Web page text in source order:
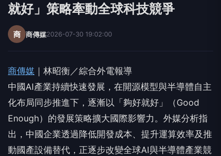
就好」策略牽動全球科技競爭
商 商傳媒2026-07-30 19:02:00
商傳媒 ｜林昭衡／綜合外電報導
中國AI產業持續快速發展，在開源模型與半導體自主
化布局同步推進下，逐漸以「夠好就好」（Good
Enough）的發展策略擴大國際影響力。外媒分析指
出，中國企業透過降低開發成本、提升運算效率及推
動國產設備替代，正逐步改變全球AI與半導體產業競